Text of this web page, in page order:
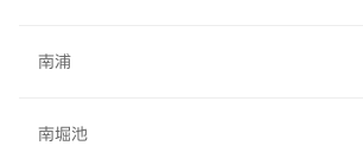
南浦
南堀池